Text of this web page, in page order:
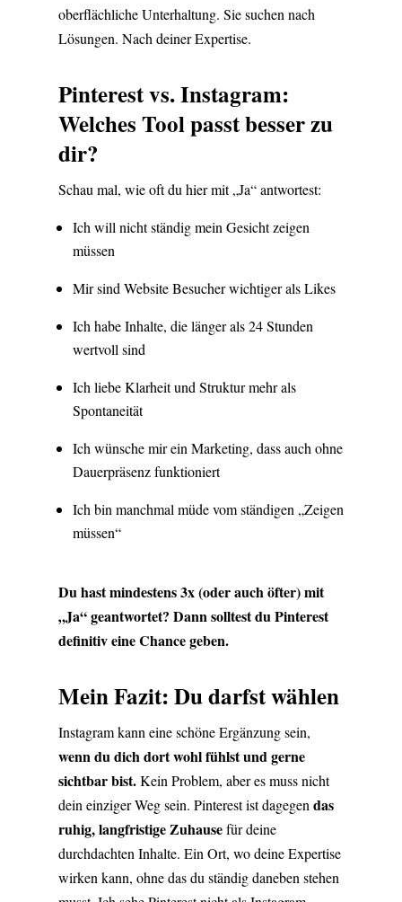
oberflächliche Unterhaltung. Sie suchen nach
Lösungen. Nach deiner Expertise.
Pinterest vs. Instagram:
Welches Tool passt besser zu
dir?
Schau mal, wie oft du hier mit „Ja“ antwortest:
Ich will nicht ständig mein Gesicht zeigen
müssen
Mir sind Website Besucher wichtiger als Likes
Ich habe Inhalte, die länger als 24 Stunden
wertvoll sind
Ich liebe Klarheit und Struktur mehr als
Spontaneität
Ich wünsche mir ein Marketing, dass auch ohne
Dauerpräsenz funktioniert
Ich bin manchmal müde vom ständigen „Zeigen
müssen“
Du hast mindestens 3x (oder auch öfter) mit
„Ja“ geantwortet? Dann solltest du Pinterest
definitiv eine Chance geben.
Mein Fazit: Du darfst wählen
Instagram kann eine schöne Ergänzung sein,
wenn du dich dort wohl fühlst und gerne
sichtbar bist.Kein Problem, aber es muss nicht
dein einziger Weg sein. Pinterest ist dagegen das
ruhig, langfristige Zuhausefür deine
durchdachten Inhalte. Ein Ort, wo deine Expertise
wirken kann, ohne das du ständig daneben stehen